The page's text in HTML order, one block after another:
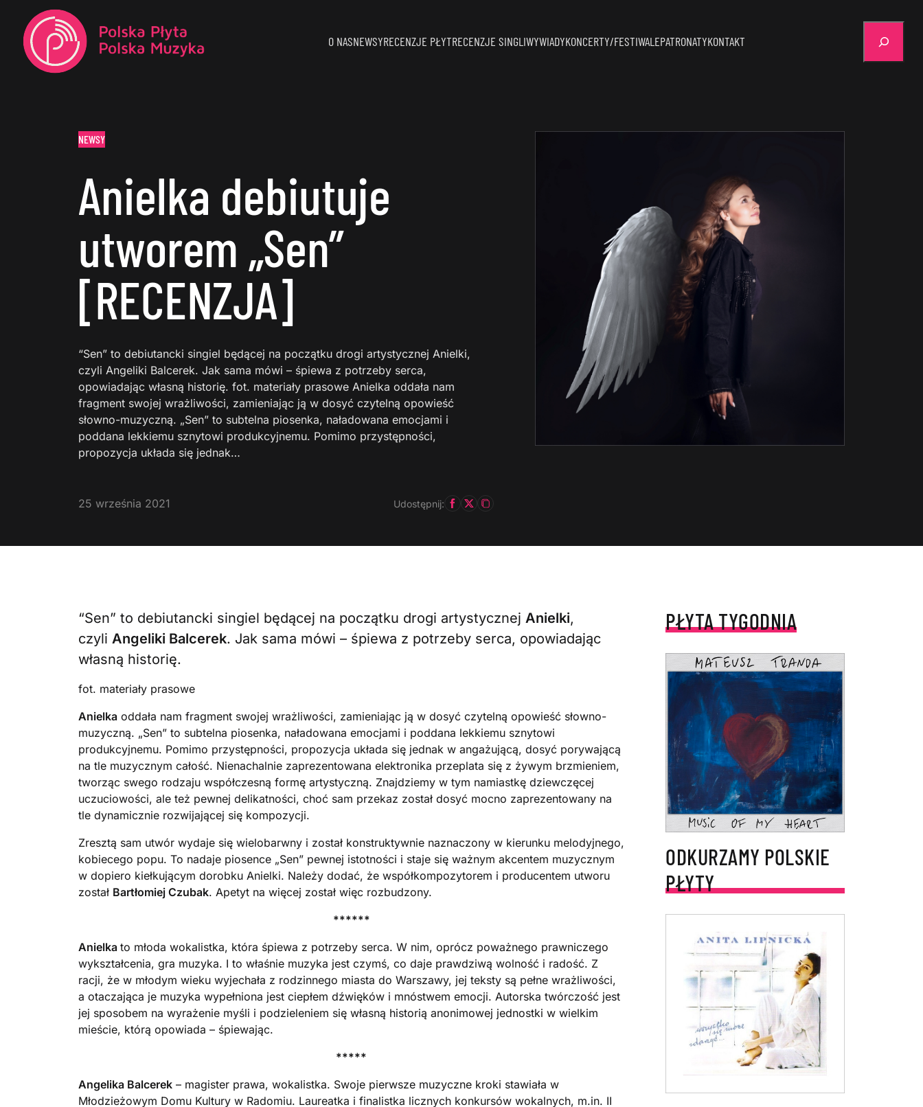
O NASNEWSYRECENZJE PŁYTRECENZJE SINGLIWYWIADYKONCERTY/FESTIWALEPATRONATYKONTAKT
NEWSY
Anielka debiutuje
utworem „Sen”
[RECENZJA]
“Sen” to debiutancki singiel będącej na początku drogi artystycznej Anielki,
czyli Angeliki Balcerek. Jak sama mówi – śpiewa z potrzeby serca,
opowiadając własną historię. fot. materiały prasowe Anielka oddała nam
fragment swojej wrażliwości, zamieniając ją w dosyć czytelną opowieść
słowno-muzyczną. „Sen” to subtelna piosenka, naładowana emocjami i
poddana lekkiemu sznytowi produkcyjnemu. Pomimo przystępności,
propozycja układa się jednak…
25 września 2021 Udostępnij:
“Sen” to debiutancki singiel będącej na początku drogi artystycznej Anielki,
czyli Angeliki Balcerek. Jak sama mówi – śpiewa z potrzeby serca, opowiadając
własną historię.
fot. materiały prasowe
Anielka oddała nam fragment swojej wrażliwości, zamieniając ją w dosyć czytelną opowieść słowno-
muzyczną. „Sen” to subtelna piosenka, naładowana emocjami i poddana lekkiemu sznytowi
produkcyjnemu. Pomimo przystępności, propozycja układa się jednak w angażującą, dosyć porywającą
na tle muzycznym całość. Nienachalnie zaprezentowana elektronika przeplata się z żywym brzmieniem,
tworząc swego rodzaju współczesną formę artystyczną. Znajdziemy w tym namiastkę dziewczęcej
uczuciowości, ale też pewnej delikatności, choć sam przekaz został dosyć mocno zaprezentowany na
tle dynamicznie rozwijającej się kompozycji.
Zresztą sam utwór wydaje się wielobarwny i został konstruktywnie naznaczony w kierunku melodyjnego,
kobiecego popu. To nadaje piosence „Sen” pewnej istotności i staje się ważnym akcentem muzycznym
w dopiero kiełkującym dorobku Anielki. Należy dodać, że współkompozytorem i producentem utworu
został Bartłomiej Czubak. Apetyt na więcej został więc rozbudzony.
******
Anielka to młoda wokalistka, która śpiewa z potrzeby serca. W nim, oprócz poważnego prawniczego
wykształcenia, gra muzyka. I to właśnie muzyka jest czymś, co daje prawdziwą wolność i radość. Z
racji, że w młodym wieku wyjechała z rodzinnego miasta do Warszawy, jej teksty są pełne wrażliwości,
a otaczająca je muzyka wypełniona jest ciepłem dźwięków i mnóstwem emocji. Autorska twórczość jest
jej sposobem na wyrażenie myśli i podzieleniem się własną historią anonimowej jednostki w wielkim
mieście, którą opowiada – śpiewając.
*****
Angelika Balcerek – magister prawa, wokalistka. Swoje pierwsze muzyczne kroki stawiała w
Młodzieżowym Domu Kultury w Radomiu. Laureatka i finalistka licznych konkursów wokalnych, m.in. II
PŁYTA TYGODNIA
ODKURZAMY POLSKIE
PŁYTY